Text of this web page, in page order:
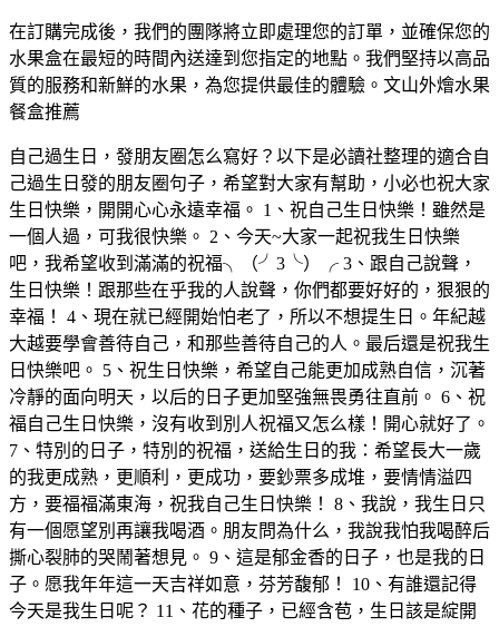
在訂購完成後，我們的團隊將立即處理您的訂單，並確保您的
水果盒在最短的時間內送達到您指定的地點。我們堅持以高品
質的服務和新鮮的水果，為您提供最佳的體驗。文山外燴水果
餐盒推薦
自己過生日，發朋友圈怎么寫好？以下是必讀社整理的適合自
己過生日發的朋友圈句子，希望對大家有幫助，小必也祝大家
生日快樂，開開心心永遠幸福。 1、祝自己生日快樂！雖然是
一個人過，可我很快樂。 2、今天~大家一起祝我生日快樂
吧，我希望收到滿滿的祝福╮（╯3╰）╭ 3、跟自己說聲，
生日快樂！跟那些在乎我的人說聲，你們都要好好的，狠狠的
幸福！ 4、現在就已經開始怕老了，所以不想提生日。年紀越
大越要學會善待自己，和那些善待自己的人。最后還是祝我生
日快樂吧。 5、祝生日快樂，希望自己能更加成熟自信，沉著
冷靜的面向明天，以后的日子更加堅強無畏勇往直前。 6、祝
福自己生日快樂，沒有收到別人祝福又怎么樣！開心就好了。
7、特別的日子，特別的祝福，送給生日的我：希望長大一歲
的我更成熟，更順利，更成功，要鈔票多成堆，要情情溢四
方，要福福滿東海，祝我自己生日快樂！ 8、我說，我生日只
有一個愿望別再讓我喝酒。朋友問為什么，我說我怕我喝醉后
撕心裂肺的哭鬧著想見。 9、這是郁金香的日子，也是我的日
子。愿我年年這一天吉祥如意，芬芳馥郁！ 10、有誰還記得
今天是我生日呢？ 11、花的種子，已經含苞，生日該是綻開